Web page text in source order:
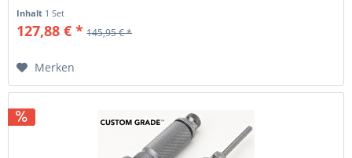
Inhalt 1 Set
127,88 € * 145,95 € *
Merken